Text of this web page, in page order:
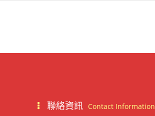
聯絡資訊 Contact Information